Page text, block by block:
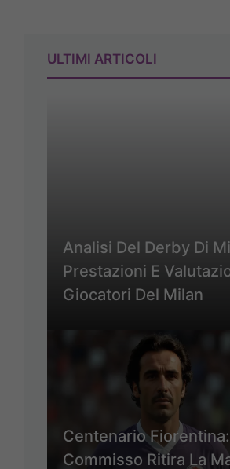
ULTIMI ARTICOLI
Analisi Del Derby Di
Prestazioni E
Giocatori Del Milan
Centenario Fiorentina:
Commisso Ritira La